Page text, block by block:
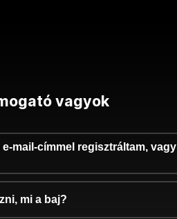
vagyok
mail-címmel regisztráltam, vagy
mi a baj?